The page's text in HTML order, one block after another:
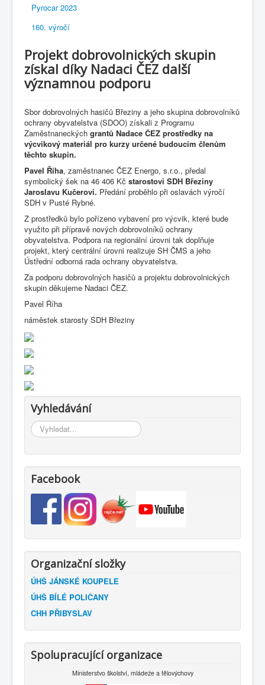
Pyrocar 2023
160. výročí
Projekt dobrovolnických skupin
získal díky Nadaci ČEZ další
významnou podporu
Sbor dobrovolných hasičů Březiny a jeho skupina dobrovolníků
ochrany obyvatelstva (SDOO) získali z Programu
Zaměstnaneckých grantů Nadace ČEZ prostředky na
výcvikový materiál pro kurzy určené budoucím členům
těchto skupin.
Pavel Říha, zaměstnanec ČEZ Energo, s.r.o., předal
symbolický šek na 46 406 Kč starostovi SDH Březiny
Jaroslavu Kučerovi. Předání proběhlo při oslavách výročí
SDH v Pusté Rybné.
Z prostředků bylo pořízeno vybavení pro výcvik, které bude
využito při přípravě nových dobrovolníků ochrany
obyvatelstva. Podpora na regionální úrovni tak doplňuje
projekt, který centrální úrovni realizuje SH ČMS a jeho
Ústřední odborná rada ochrany obyvatelstva.
Za podporu dobrovolných hasičů a projektu dobrovolnických
skupin děkujeme Nadaci ČEZ.
Pavel Říha
náměstek starosty SDH Březiny
Vyhledávání
Vyhledávání...
Facebook
Organizační složky
ÚHŠ JÁNSKÉ KOUPELE
ÚHŠ BÍLÉ POLIČANY
CHH PŘIBYSLAV
Spolupracující organizace
Ministerstvo školství, mládeže a tělovýchovy